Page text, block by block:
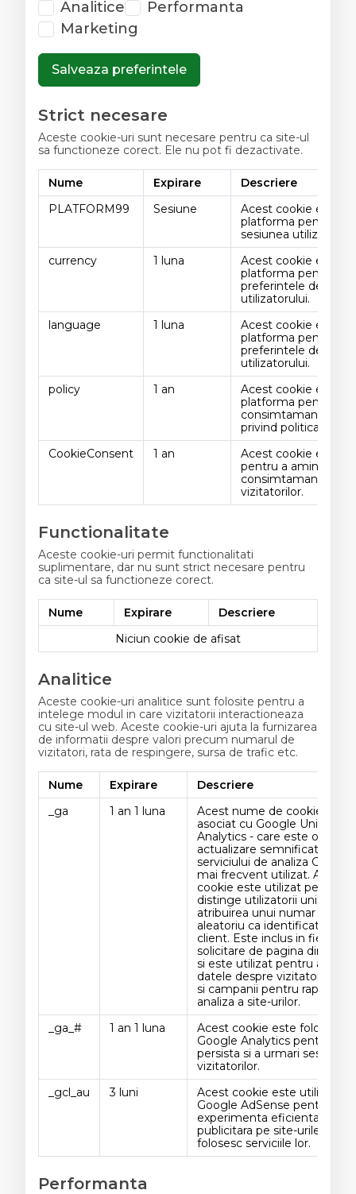
Analitice
Performanta
Marketing
Salveaza preferintele
Strict necesare
Aceste cookie-uri sunt necesare pentru ca site-ul
sa functioneze corect. Ele nu pot fi dezactivate.
Nume Expirare
Descriere
PLATFORM99
Sesiune
Acest cookie este
platforma pentru a
sesiunea
currency
1 luna
Acest cookie este
platforma pentru a
preferintele de
utilizatorului.
language
1 luna
Acest cookie este
platforma pentru a
preferintele de
utilizatorului.
policy
1 an
Acest cookie este
platforma pentru a
consimtamantul
privind politica de
CookieConsent
1 an
Acest cookie este
pentru a aminti
consimtamant ale
vizitatorilor.
Functionalitate
Aceste cookie-uri permit functionalitati
suplimentare, dar nu sunt strict necesare pentru
ca site-ul sa functioneze corect.
Nume Expirare
Descriere
Niciun cookie de afisat
Analitice
Aceste cookie-uri analitice sunt folosite pentru a
intelege modul in care vizitatorii interactioneaza
cu site-ul web. Aceste cookie-uri ajuta la furnizarea
de informatii despre valori precum numarul de
vizitatori, rata de respingere, sursa de trafic etc.
Nume Expirare
Descriere
_ga
1 an 1 luna
Acest nume de cookie este
asociat cu Google Universal
Analytics - care este o
actualizare semnificativa a
serviciului de analiza Google
mai frecvent utilizat. Acest
cookie este utilizat pentru a
distinge utilizatorii unici prin
atribuirea unui numar
aleatoriu ca identificator de
client. Este inclus in fiecare
solicitare de pagina dintr-un
si este utilizat pentru a
datele despre vizitatori,
si campanii pentru
analiza a site-urilor.
_ga_#
1 an 1 luna
Acest cookie este folosit de
Google Analytics pentru a
persista si a urmari sesiunile
vizitatorilor.
_gcl_au
3 luni
Acest cookie este utilizat de
Google AdSense pentru a
experimenta eficienta
publicitara pe site-urile care
folosesc serviciile lor.
Performanta